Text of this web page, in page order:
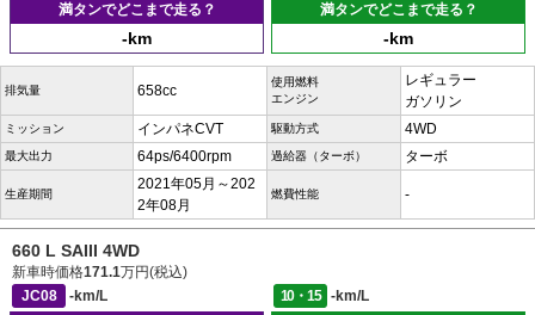
満タンでどこまで走る？
-km
満タンでどこまで走る？
-km
排気量 658cc
使用燃料
エンジン
レギュラー
ガソリン
ミッション インパネCVT 駆動方式 4WD
最大出力 64ps/6400rpm 過給器（ターボ） ターボ
生産期間
2021年05月～202
2年08月
燃費性能 -
660 L SAIII 4WD
新車時価格171.1万円(税込)
JC08
-km/L 10・15
-km/L